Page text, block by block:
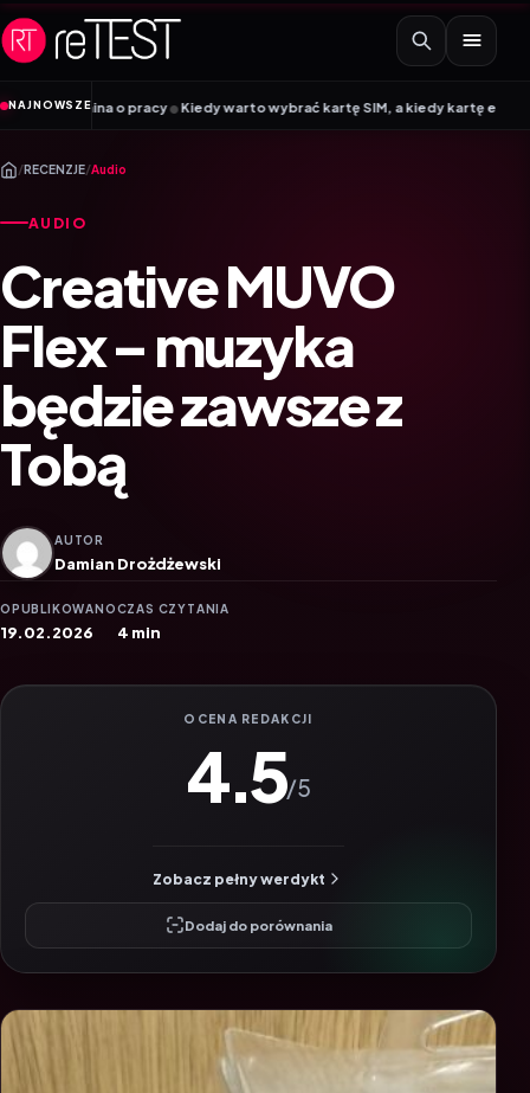
Przejdź do treści
NAJNOWSZE
•Kiedy warto wybrać kartę SIM, a kiedy kartę eSIM? Poradnik Mobile
/RECENZJE/Audio
AUDIO
Creative MUVO
Flex – muzyka
będzie zawsze z
Tobą
AUTOR
Damian Drożdżewski
OPUBLIKOWANO
19.02.2026
CZAS CZYTANIA
4 min
OCENA REDAKCJI
4.5/5
Zobacz pełny werdykt
Dodaj do porównania